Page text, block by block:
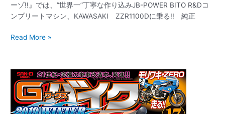
ーゾ!!』では、”世界一”丁寧な作り込みJB-POWER BITO R&Dコ
ンプリートマシン、KAWASAKI ZZR1100Dに乗る!! 純正
Read More »
【新
刊
案
内】